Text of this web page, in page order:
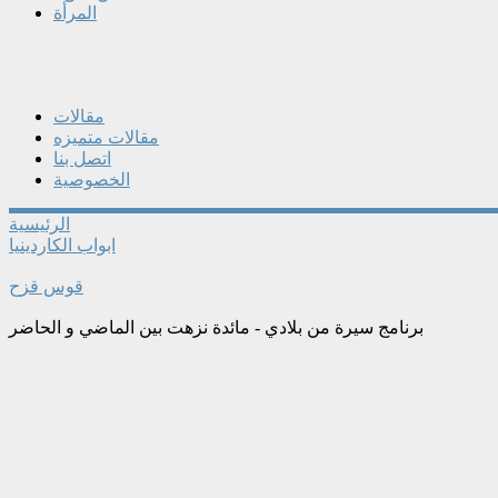
المرأة
مقالات
مقالات متميزه
اتصل بنا
الخصوصية
الرئيسية
ابواب الكاردينيا
قوس قزح
برنامج سيرة من بلادي - مائدة نزهت بين الماضي و الحاضر